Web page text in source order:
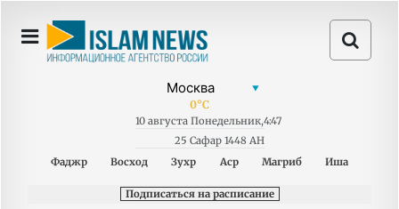
0°C
10 августа Понедельник,4:47
25 Сафар 1448 AH
Фаджр
Восход Зухр Аср Магриб Иша
Подписаться на расписание